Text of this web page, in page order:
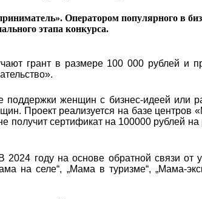
Оператором популярного в
этапа конкурса.
грант в размере 100 000 рублей и
женщин с бизнес-идеей или
Проект реализуется на базе центров
получит сертификат на 100000 рублей
году на основе обратной связи
на селе“, „Мама в туризме“, „Мама-